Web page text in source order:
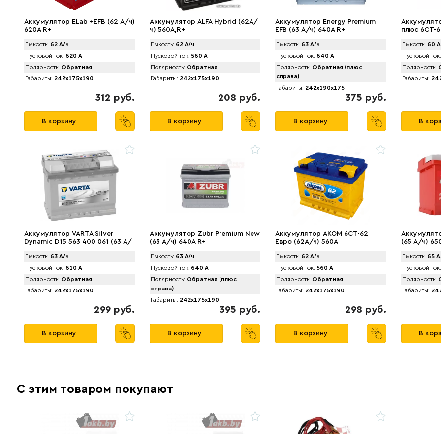
Аккумулятор ELab +EFB (62 А/ч)
620A R+
Емкость: 62 А/ч
Пусковой ток: 620 А
Полярность: Обратная
Габариты: 242x175x190
312 руб.
В корзину
Аккумулятор ALFA Hybrid (62А/
ч) 560A,R+
Емкость: 62 А/ч
Пусковой ток: 560 А
Полярность: Обратная
Габариты: 242x175x190
208 руб.
В корзину
Аккумулятор Energy Premium
EFB (63 А/ч) 640A R+
Емкость: 63 А/ч
Пусковой ток: 640 А
Полярность: Обратная (плюс
справа)
Габариты: 242x190x175
375 руб.
В корзину
плюс 6СТ-
Емкость: 60
Пусковой ток:
Полярность:
Габариты:
В
Аккумулятор VARTA Silver
Dynamic D15 563 400 061 (63 А/
Емкость: 63 А/ч
Пусковой ток: 610 А
Полярность: Обратная
Габариты: 242x175x190
299 руб.
В корзину
Аккумулятор Zubr Premium New
(63 А/ч) 640А R+
Емкость: 63 А/ч
Пусковой ток: 640 А
Полярность: Обратная (плюс
справа)
Габариты: 242x175x190
395 руб.
В корзину
Аккумулятор AKOM 6CT-62
Евро (62А/ч) 560А
Емкость: 62 А/ч
Пусковой ток: 560 А
Полярность: Обратная
Габариты: 242x175x190
298 руб.
В корзину
(65 А/ч)
Емкость: 65
Пусковой ток:
Полярность:
Габариты:
В
С этим товаром покупают